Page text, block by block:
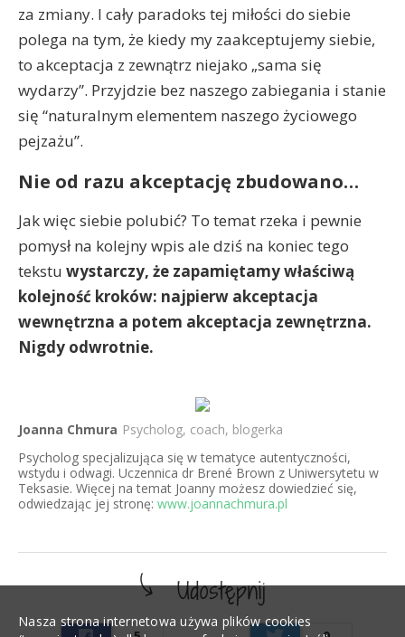
za zmiany. I cały paradoks tej miłości do siebie
polega na tym, że kiedy my zaakceptujemy siebie,
to akceptacja z zewnątrz niejako „sama się
wydarzy”. Przyjdzie bez naszego zabiegania i stanie
się “naturalnym elementem naszego życiowego
pejzażu”.
Nie od razu akceptację zbudowano…
Jak więc siebie polubić? To temat rzeka i pewnie
pomysł na kolejny wpis ale dziś na koniec tego
tekstu wystarczy, że zapamiętamy właściwą
kolejność kroków: najpierw akceptacja
wewnętrzna a potem akceptacja zewnętrzna.
Nigdy odwrotnie.
Joanna Chmura Psycholog, coach, blogerka
Psycholog specjalizująca się w tematyce autentyczności,
wstydu i odwagi. Uczennica dr Brené Brown z Uniwersytetu w
Teksasie. Więcej na temat Joanny możesz dowiedzieć się,
odwiedzając jej stronę: www.joannachmura.pl
Nasza strona internetowa używa plików cookies